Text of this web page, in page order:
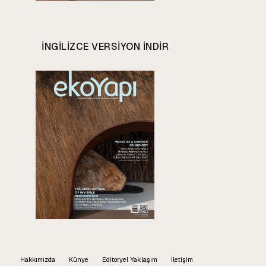
INGILIZCE VERSIYON INDIR
Hakkımızda Künye Editoryel Yaklaşım İletişim